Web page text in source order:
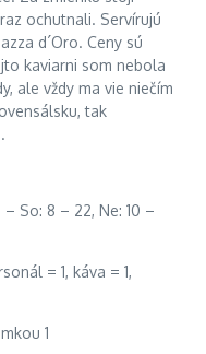
ochutnali. Servírujú
d´Oro. Ceny sú
kaviarni som nebola
ale vždy ma vie niečím
tak
So: 8 – 22, Ne: 10 –
= 1, káva = 1,
1